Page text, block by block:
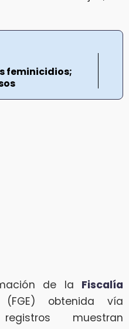
feminicidios;
de la Fiscalía
(FGE) obtenida vía
muestran